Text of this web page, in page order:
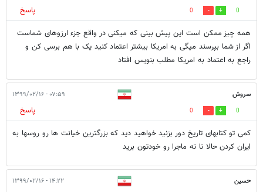
0
0
پاسخ
همه چیز ممکن است این پیش بینی که میکنی در واقع جزء ارزوهای شماست
اگر از شما بپرسند میگی به امریکا بیشتر اعتماد کنید یک با هم برسی کن و
راجع به اعتماد به امریکا مطلب بنویس افتاد
سروش ۰۷:۵۹ - ۱۳۹۹/۰۲/۱۶
0
0
پاسخ
کمی تو کتابهای تاریخ دور بزنید خواهید دید که بزرگترین خیانت ها رو روسها به
ایران کردن حالا تا ته ماجرا رو خودتون برید
حسین ۱۴:۲۲ - ۱۳۹۹/۰۲/۱۶